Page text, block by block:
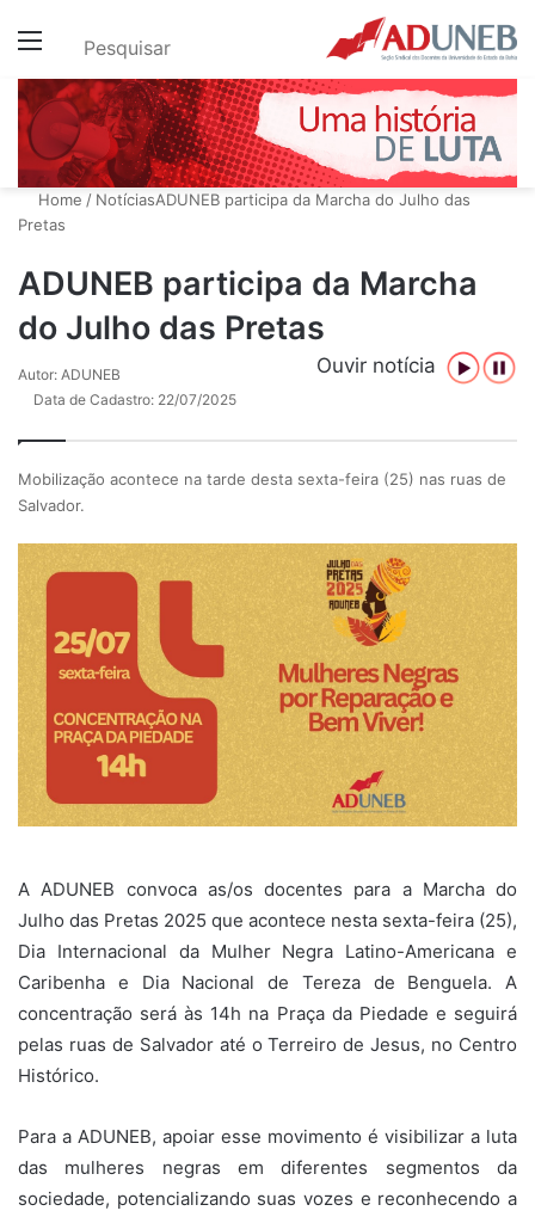
Menu Pesquisar
Home / NotíciasADUNEB participa da Marcha do Julho das
Pretas
ADUNEB participa da Marcha
do Julho das Pretas
Ouvir notícia
Autor: ADUNEB
Data de Cadastro: 22/07/2025
Mobilização acontece na tarde desta sexta-feira (25) nas ruas de
Salvador.
A ADUNEB convoca as/os docentes para a Marcha do
Julho das Pretas 2025 que acontece nesta sexta-feira (25),
Dia Internacional da Mulher Negra Latino-Americana e
Caribenha e Dia Nacional de Tereza de Benguela. A
concentração será às 14h na Praça da Piedade e seguirá
pelas ruas de Salvador até o Terreiro de Jesus, no Centro
Histórico.
Para a ADUNEB, apoiar esse movimento é visibilizar a luta
das mulheres negras em diferentes segmentos da
sociedade, potencializando suas vozes e reconhecendo a